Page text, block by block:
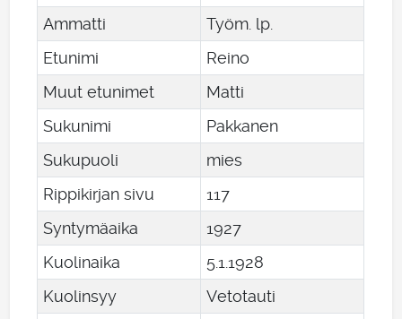
Ammatti
Työm. lp.
Etunimi
Reino
Muut etunimet
Matti
Sukunimi
Pakkanen
Sukupuoli
mies
Rippikirjan sivu
117
Syntymäaika
1927
Kuolinaika
5.1 1928
Kuolinsyy
Vetotauti